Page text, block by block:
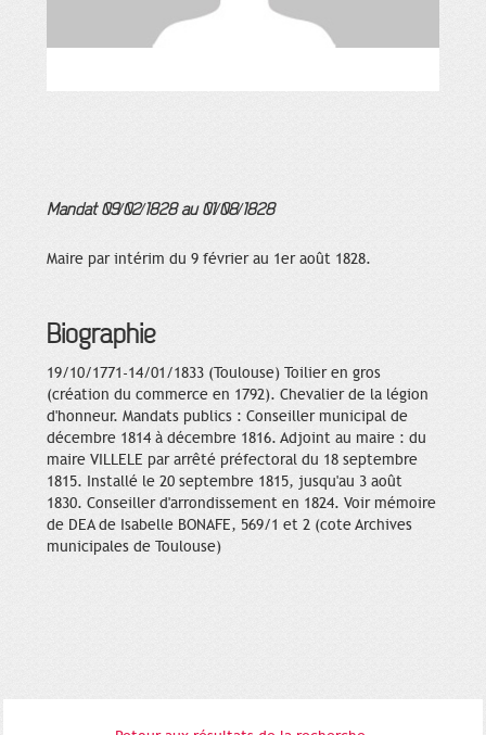
Mandat 09/02/1828 au 01/08/1828
Maire par intérim du 9 février au 1er août 1828.
Biographie
19/10/1771-14/01/1833 (Toulouse) Toilier en gros
(création du commerce en 1792). Chevalier de la légion
d'honneur. Mandats publics : Conseiller municipal de
décembre 1814 à décembre 1816. Adjoint au maire : du
maire VILLELE par arrêté préfectoral du 18 septembre
1815. Installé le 20 septembre 1815, jusqu'au 3 août
1830. Conseiller d'arrondissement en 1824. Voir mémoire
de DEA de Isabelle BONAFE, 569/1 et 2 (cote Archives
municipales de Toulouse)